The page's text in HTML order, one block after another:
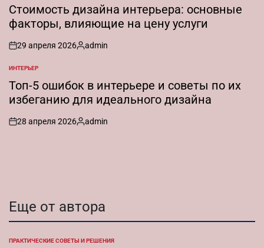
В
Стоимость дизайна интерьера: основные
факторы, влияющие на цену услуги
on
29 апреля 2026
Запись
admin
ОПУБЛИКОВАНО
В
ИНТЕРЬЕР
Топ-5 ошибок в интерьере и советы по их
избеганию для идеального дизайна
on
28 апреля 2026
Запись
admin
Еще от автора
ОПУБЛИКОВАНО
ПРАКТИЧЕСКИЕ СОВЕТЫ И РЕШЕНИЯ